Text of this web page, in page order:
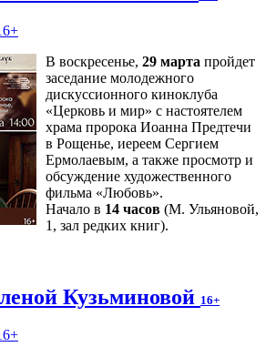
В воскресенье, 29 марта пройдет
заседание молодежного
дискуссионного киноклуба
«Церковь и мир» с настоятелем
храма пророка Иоанна Предтечи
в Рощенье, иереем Сергием
Ермолаевым, а также просмотр и
обсуждение художественного
фильма «Любовь».
Начало в 14 часов (М. Ульяновой,
1, зал редких книг).
Кузьминовой 16+